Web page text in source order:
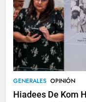
GENERALES OPINIÓN
Hiadees De Kom